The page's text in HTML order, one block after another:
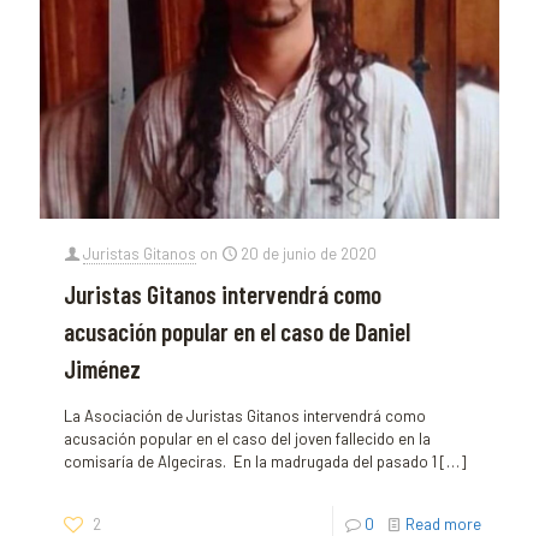
Juristas Gitanos on 20 de junio de 2020
Juristas Gitanos intervendrá como
acusación popular en el caso de Daniel
Jiménez
La Asociación de Juristas Gitanos intervendrá como
acusación popular en el caso del joven fallecido en la
comisaría de Algeciras. En la madrugada del pasado 1 […]
2 0 Read more